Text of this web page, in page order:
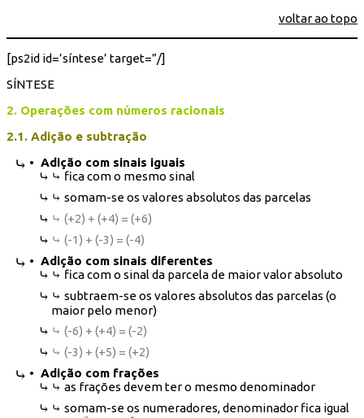
voltar ao topo
[ps2id id=’síntese’ target=”/]
SÍNTESE
2. Operações com números racionais
2.1. Adição e subtração
• Adição com sinais iguais
⤷ fica com o mesmo sinal
⤷ somam-se os valores absolutos das parcelas
⤷ (+2) + (+4) = (+6)
⤷ (-1) + (-3) = (-4)
• Adição com sinais diferentes
⤷ fica com o sinal da parcela de maior valor absoluto
⤷ subtraem-se os valores absolutos das parcelas (o
maior pelo menor)
⤷ (-6) + (+4) = (-2)
⤷ (-3) + (+5) = (+2)
• Adição com frações
⤷ as frações devem ter o mesmo denominador
⤷ somam-se os numeradores, denominador fica igual